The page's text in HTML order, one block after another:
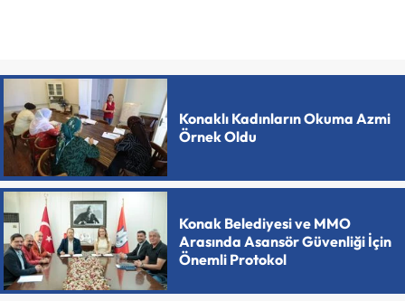
Konaklı Kadınların Okuma Azmi
Örnek Oldu
Konak Belediyesi ve MMO
Arasında Asansör Güvenliği İçin
Önemli Protokol